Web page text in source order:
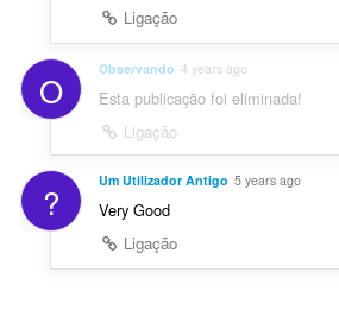
Ligação
O Observando 4 years ago
Esta publicação foi eliminada!
Ligação
? Um Utilizador Antigo 5 years ago
Very Good
Ligação